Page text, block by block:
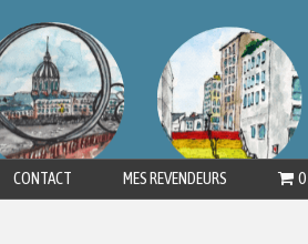
CONTACT MES REVENDEURS 0